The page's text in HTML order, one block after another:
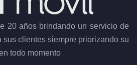
20 años brindando un servicio de
sus clientes siempre priorizando su
todo momento